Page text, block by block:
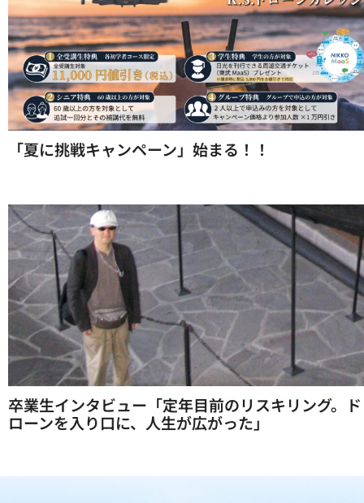
「夏に挑戦キャンペーン」始まる！！
卒業生インタビュー「定年目前のリスキリング。ド
ローンを入り口に、人生が広がった」